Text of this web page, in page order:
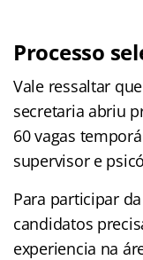
Processo
Vale ressaltar
secretaria abriu
60 vagas
supervisor e
Para participar
candidatos
experiencia na